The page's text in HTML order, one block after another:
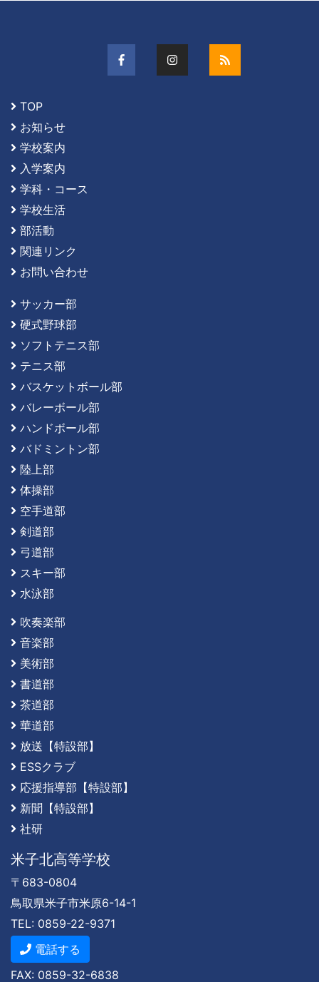
TOP
お知らせ
学校案内
入学案内
学科・コース
学校生活
部活動
関連リンク
お問い合わせ
サッカー部
硬式野球部
ソフトテニス部
テニス部
バスケットボール部
バレーボール部
ハンドボール部
バドミントン部
陸上部
体操部
空手道部
剣道部
弓道部
スキー部
水泳部
吹奏楽部
音楽部
美術部
書道部
茶道部
華道部
放送【特設部】
ESSクラブ
応援指導部【特設部】
新聞【特設部】
社研
米子北高等学校
〒683-0804
鳥取県米子市米原6-14-1
TEL: 0859-22-9371
電話する
FAX: 0859-32-6838